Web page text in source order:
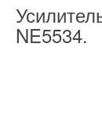
NE5534.